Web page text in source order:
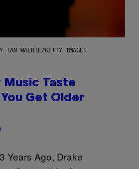
IAN WALDIE/GETTY IMAGES
Music Taste
Get Older